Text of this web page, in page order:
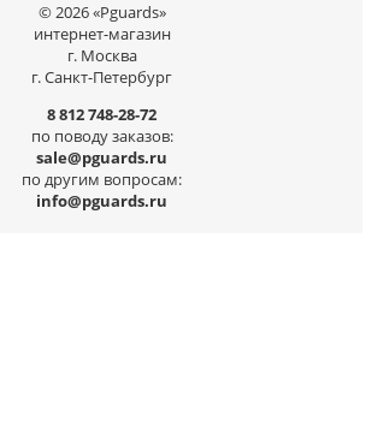
© 2026 «Pguards»
интернет-магазин
г. Москва
г. Санкт-Петербург
8 812 748-28-72
по поводу заказов:
sale@pguards.ru
по другим вопросам:
info@pguards.ru